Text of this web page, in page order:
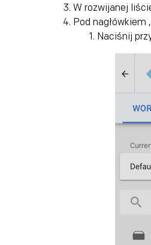
W rozwijanej
Pod nagłówkiem
Naciśnij